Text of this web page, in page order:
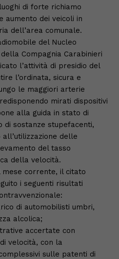
di forte richiamo
aumento dei veicoli in
dell’area comunale.
del Nucleo
Compagnia Carabinieri
l’attività di presidio del
l’ordinata, sicura e
le maggiori arterie
mirati dispositivi
alla guida in stato di
di sostanze stupefacenti,
delle
del tasso
della velocità.
mese corrente, il citato
i seguenti risultati
di automobilisti umbri,
alcolica;
accertate con
velocità, con la
sulle patenti di